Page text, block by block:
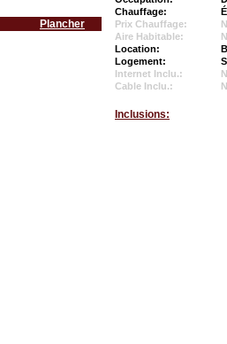
Plancher
Chauffage:
Prix Chauffage:
Aire Habitable:
Location:
Logement:
Internet Inclu.:
Cable Inclu.:
Inclusions: